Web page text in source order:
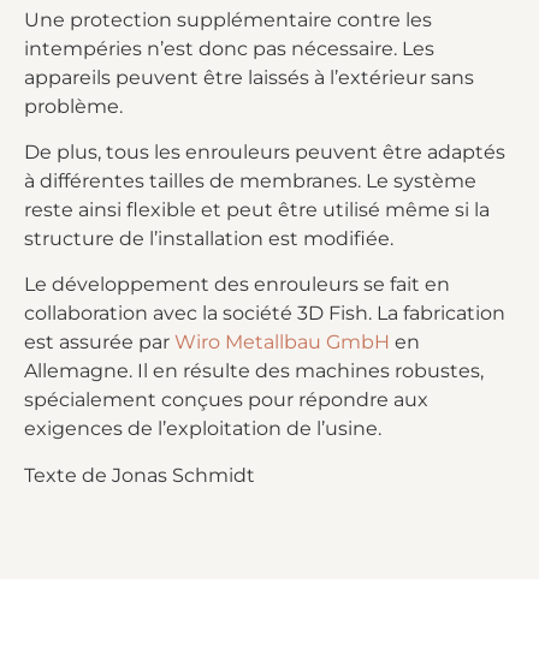
Une protection supplémentaire contre les
intempéries n’est donc pas nécessaire. Les
appareils peuvent être laissés à l’extérieur sans
problème.
De plus, tous les enrouleurs peuvent être adaptés
à différentes tailles de membranes. Le système
reste ainsi flexible et peut être utilisé même si la
structure de l’installation est modifiée.
Le développement des enrouleurs se fait en
collaboration avec la société 3D Fish. La fabrication
est assurée par Wiro Metallbau GmbH en
Allemagne. Il en résulte des machines robustes,
spécialement conçues pour répondre aux
exigences de l’exploitation de l’usine.
Texte de Jonas Schmidt